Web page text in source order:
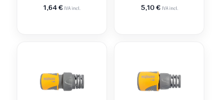
1,64€ IVA incl. 5,10€ IVA incl.